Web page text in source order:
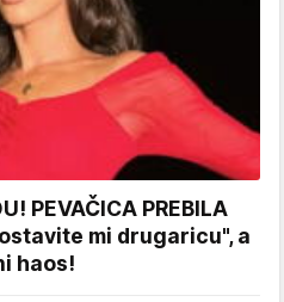
PEVAČICA PREBILA
mi drugaricu", a
haos!